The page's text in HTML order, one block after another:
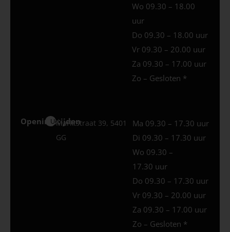
Wo 09.30 – 18.00
uur
Do 09.30 – 18.00 uur
Vr 09.30 – 20.00 uur
Za 09.30 – 17.00 uur
Zo – Gesloten *
Openingstijden
Uden
Marktstraat 39, 5401
GG
Ma 09.30 – 17.30 uur
Di 09.30 – 17.30 uur
Wo 09.30 –
17.30 uur
Do 09.30 – 17.30 uur
Vr 09.30 – 20.00 uur
Za 09.30 – 17.00 uur
Zo – Gesloten *